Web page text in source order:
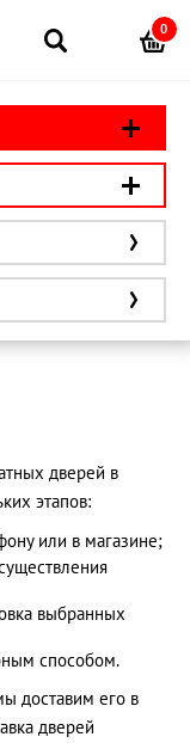
0
дверей в
этапов:
или в магазине;
выбранных
способом.
доставим его в
дверей